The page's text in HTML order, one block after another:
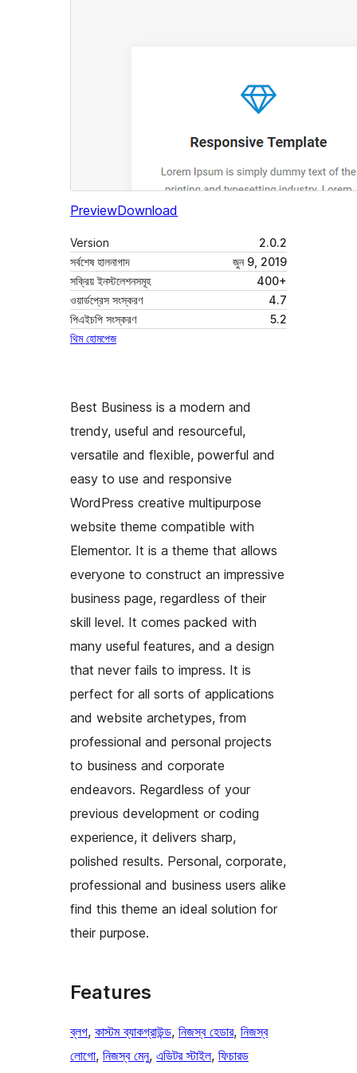
PreviewDownload
Version
2.0.2
সর্বশেষ হালনাগাদ
জুন 9, 2019
সক্রিয় ইনস্টলেশনসমূহ
400+
ওয়ার্ডপ্রেস সংস্করণ
4.7
পিএইচপি সংস্করণ
5.2
থিম হোমপেজ
Best Business is a modern and
trendy, useful and resourceful,
versatile and flexible, powerful and
easy to use and responsive
WordPress creative multipurpose
website theme compatible with
Elementor. It is a theme that allows
everyone to construct an impressive
business page, regardless of their
skill level. It comes packed with
many useful features, and a design
that never fails to impress. It is
perfect for all sorts of applications
and website archetypes, from
professional and personal projects
to business and corporate
endeavors. Regardless of your
previous development or coding
experience, it delivers sharp,
polished results. Personal, corporate,
professional and business users alike
find this theme an ideal solution for
their purpose.
Features
ব্লগ, কাস্টম ব্যাকগ্রাউন্ড, নিজস্ব হেডার, নিজস্ব
লোগো, নিজস্ব মেনু, এডিটর স্টাইল, ফিচারড